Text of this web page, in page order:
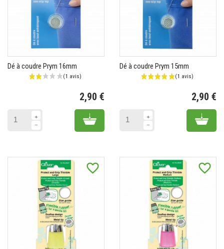
Dé à coudre Prym 16mm
2,90 €
Add to cart
Dé à coudre Prym 15mm
2,90 €
Add
favorite_border favorite_border